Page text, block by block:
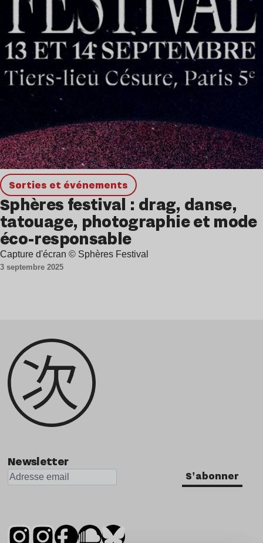
Sorties et événements
Sphères festival : drag, danse,
tatouage, photographie et mode
éco-responsable
Capture d'écran © Sphères Festival
3 septembre 2025
Newsletter
S'abonner